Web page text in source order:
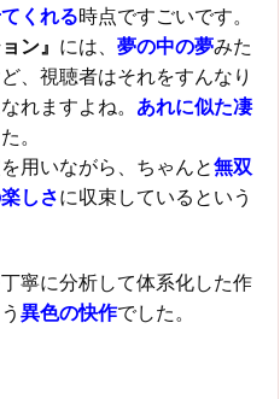
くれる時点ですごいです。
ン』 には、 夢の中の夢みた
、視聴者はそれをすんなり
れますよね。 あれに似た凄
。
用いながら、ちゃんと無双
しさに収束しているという
寧に分析して体系化した作
異色の快作でした。